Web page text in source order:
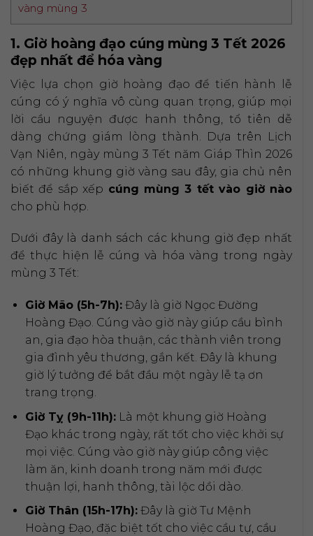
vàng mùng 3
1. Giờ hoàng đạo cúng mùng 3 Tết 2026
đẹp nhất để hóa vàng
Việc lựa chọn giờ hoàng đạo để tiến hành lễ
cúng có ý nghĩa vô cùng quan trọng, giúp mọi
lời cầu nguyện được hanh thông, tổ tiên dễ
dàng chứng giám lòng thành. Dựa trên Lịch
Vạn Niên, ngày mùng 3 Tết năm Giáp Thìn 2026
có những khung giờ vàng sau đây, gia chủ nên
biết để sắp xếp cúng mùng 3 tết vào giờ nào
cho phù hợp.
Dưới đây là danh sách các khung giờ đẹp nhất
để thực hiện lễ cúng và hóa vàng trong ngày
mùng 3 Tết:
Giờ Mão (5h-7h):Đây là giờ Ngọc Đường
Hoàng Đạo. Cúng vào giờ này giúp cầu bình
an, gia đạo hòa thuận, các thành viên trong
gia đình yêu thương, gắn kết. Đây là khung
giờ lý tưởng để bắt đầu một ngày lễ tạ ơn
trang trọng.
Giờ Tỵ (9h-11h):Là một khung giờ Hoàng
Đạo khác trong ngày, rất tốt cho việc khởi sự
mọi việc. Cúng vào giờ này giúp công việc
làm ăn, kinh doanh trong năm mới được
thuận lợi, hanh thông, tài lộc dồi dào.
Giờ Thân (15h-17h):Đây là giờ Tư Mệnh
Hoàng Đạo, đặc biệt tốt cho việc cầu tự, cầu